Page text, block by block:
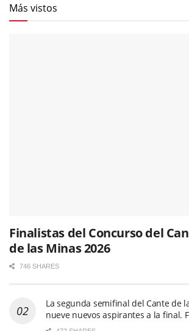
Más vistos
Finalistas del Concurso del
de las Minas 2026
746 SHARES
La segunda semifinal del Cante de
nueve nuevos aspirantes a la final.